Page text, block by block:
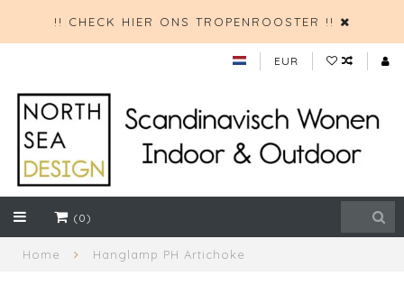
!! CHECK HIER ONS TROPENROOSTER !!
EUR
(0)
Home Hanglamp PH Artichoke